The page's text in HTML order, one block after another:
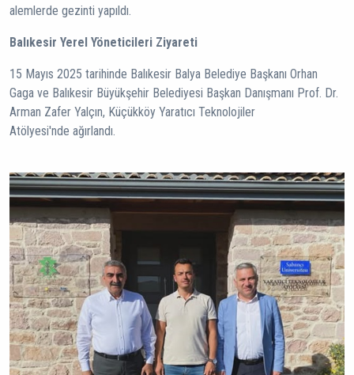
alemlerde gezinti yapıldı.
Balıkesir Yerel Yöneticileri Ziyareti
15 Mayıs 2025 tarihinde Balıkesir Balya Belediye Başkanı Orhan
Gaga ve Balıkesir Büyükşehir Belediyesi Başkan Danışmanı Prof. Dr.
Arman Zafer Yalçın, Küçükköy Yaratıcı Teknolojiler
Atölyesi'nde ağırlandı.